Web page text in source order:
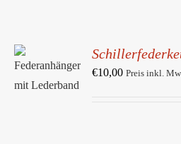
WARENKORB
/
€10,00 Preis inkl.